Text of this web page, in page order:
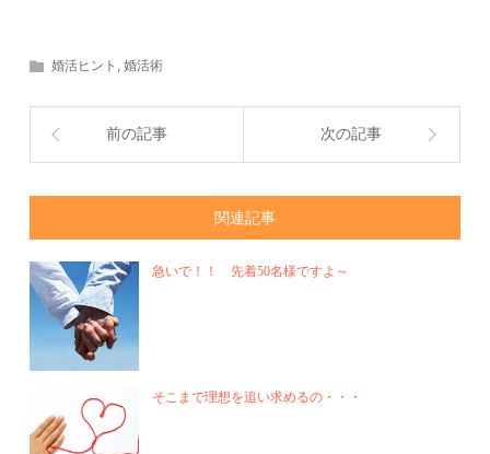
婚活ヒント ,婚活術
前の記事 次の記事
関連記事
急いで！！ 先着50名様ですよ～
そこまで理想を追い求めるの・・・